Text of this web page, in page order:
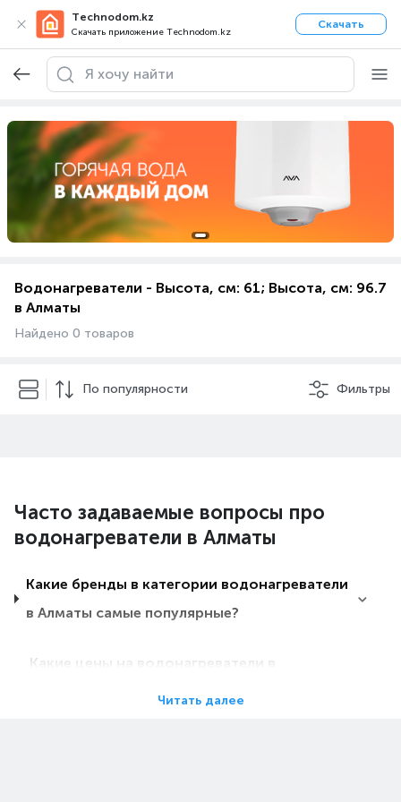
Technodom.kz
Скачать приложение Technodom.kz
Скачать
Водонагреватели - Высота, см: 61; Высота, см: 96.7
в Алматы
Найдено 0 товаров
По популярности Фильтры
Часто задаваемые вопросы про
водонагреватели в Алматы
Какие бренды в категории водонагреватели
в Алматы самые популярные?
Какие цены на водонагреватели в
Читать далее